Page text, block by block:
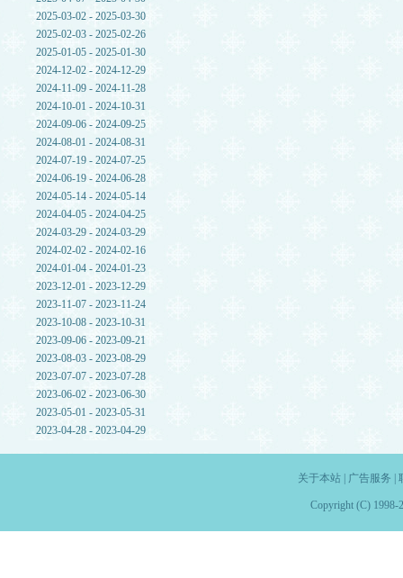
2025-03-02 - 2025-03-30
2025-02-03 - 2025-02-26
2025-01-05 - 2025-01-30
2024-12-02 - 2024-12-29
2024-11-09 - 2024-11-28
2024-10-01 - 2024-10-31
2024-09-06 - 2024-09-25
2024-08-01 - 2024-08-31
2024-07-19 - 2024-07-25
2024-06-19 - 2024-06-28
2024-05-14 - 2024-05-14
2024-04-05 - 2024-04-25
2024-03-29 - 2024-03-29
2024-02-02 - 2024-02-16
2024-01-04 - 2024-01-23
2023-12-01 - 2023-12-29
2023-11-07 - 2023-11-24
2023-10-08 - 2023-10-31
2023-09-06 - 2023-09-21
2023-08-03 - 2023-08-29
2023-07-07 - 2023-07-28
2023-06-02 - 2023-06-30
2023-05-01 - 2023-05-31
2023-04-28 - 2023-04-29
关于本站| 广告服务
Copyright (C) 1998-